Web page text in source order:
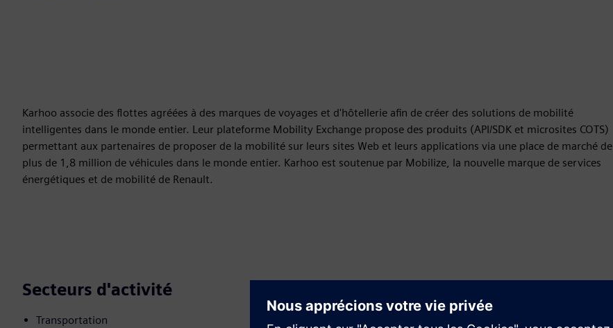
Karhoo associe des flottes agréées à des marques de voyages et d'hôtellerie afin de créer des solutions de mobilité
intelligentes dans le monde entier. Leur plateforme Mobility Exchange propose des produits (API/SDK et microsites COTS)
permettant aux partenaires de proposer de la mobilité sur leurs sites Web et leurs applications via une place de marché de
plus de 1,8 million de véhicules dans le monde entier. Karhoo est soutenue par Mobilize, la nouvelle marque de services
énergétiques et de mobilité de Renault.
Secteurs d'activité
Transportation